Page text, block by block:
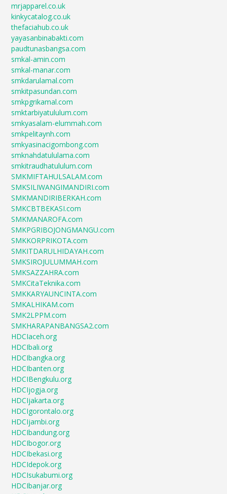
mrjapparel.co.uk
kinkycatalog.co.uk
thefaciahub.co.uk
yayasanbinabakti.com
paudtunasbangsa.com
smkal-amin.com
smkal-manar.com
smkdarulamal.com
smkitpasundan.com
smkpgrikamal.com
smktarbiyatululum.com
smkyasalam-elummah.com
smkpelitaynh.com
smkyasinacigombong.com
smknahdatululama.com
smkitraudhatululum.com
SMKMIFTAHULSALAM.com
SMKSILIWANGIMANDIRI.com
SMKMANDIRIBERKAH.com
SMKCBTBEKASI.com
SMKMANAROFA.com
SMKPGRIBOJONGMANGU.com
SMKKORPRIKOTA.com
SMKITDARULHIDAYAH.com
SMKSIROJULUMMAH.com
SMKSAZZAHRA.com
SMKCitaTeknika.com
SMKKARYAUNCINTA.com
SMKALHIKAM.com
SMK2LPPM.com
SMKHARAPANBANGSA2.com
HDCIaceh.org
HDCIbali.org
HDCIbangka.org
HDCIbanten.org
HDCIBengkulu.org
HDCIjogja.org
HDCIjakarta.org
HDCIgorontalo.org
HDCIjambi.org
HDCIbandung.org
HDCIbogor.org
HDCIbekasi.org
HDCIdepok.org
HDCIsukabumi.org
HDCIbanjar.org